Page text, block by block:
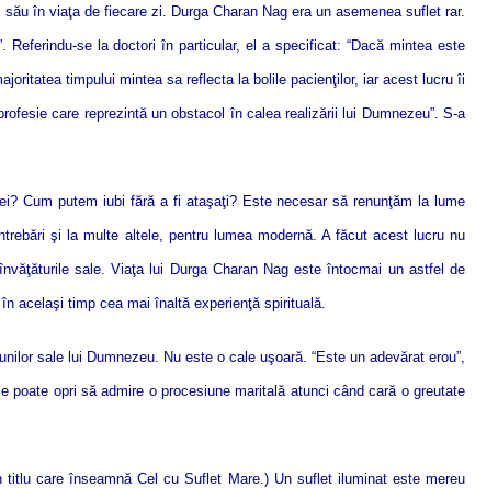
în viaţa de fiecare zi. Durga Charan Nag era un asemenea suflet rar.
se la doctori în particular, el a specificat: “Dacă mintea este
timpului mintea sa reflecta la bolile pacienţilor, iar acest lucru îi
care reprezintă un obstacol în calea realizării lui Dumnezeu”. S-a
Cum putem iubi fără a fi ataşaţi? Este necesar să renunţăm la lume
şi la multe altele, pentru lumea modernă. A făcut acest lucru nu
sale. Viaţa lui Durga Charan Nag este întocmai un astfel de
acelaşi timp cea mai înaltă experienţă spirituală.
sale lui Dumnezeu. Nu este o cale uşoară. “Este un adevărat erou”,
opri să admire o procesiune maritală atunci când cară o greutate
titlu care înseamnă Cel cu Suflet Mare.) Un suflet iluminat este mereu